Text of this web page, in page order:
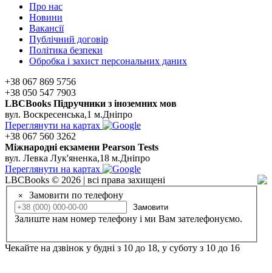
Про нас
Новини
Вакансії
Публічний договір
Політика безпеки
Обробка і захист персональних даних
+38 067 869 5756
+38 050 547 7903
LBCBooks Підручники з іноземних мов
вул. Воскресенська,1 м.Дніпро
Переглянути на картах
+38 067 560 3262
Мiжнароднi екзамени Pearson Tests
вул. Левка Лук'яненка,18 м.Дніпро
Переглянути на картах
LBCBooks © 2026 | всі права захищені
× Замовити по телефону
Замовити
Залиште нам номер телефону і ми Вам зателефонуємо.
Чекайте на дзвінок у будні з 10 до 18, у суботу з 10 до 16